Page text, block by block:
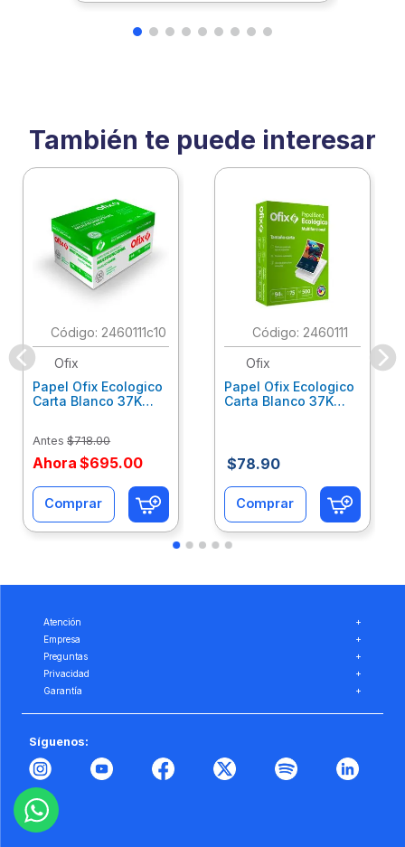
También te puede interesar
: 2460111c10
Ofix
Papel Ofix Ecologico
Carta Blanco 37K
Antes $718.00
Ahora $695.00
Comprar
: 2460111
Ofix
Papel Ofix Ecologico
Carta Blanco 37K
$78.90
Comprar
Atención
+
Empresa
+
Preguntas
+
Privacidad
+
Garantía
+
Síguenos: